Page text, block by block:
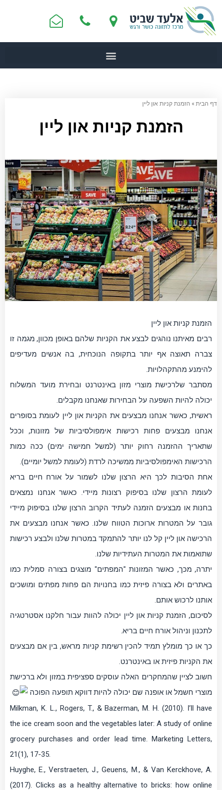
דף הבית» הזמנת קניות און ליין
הזמנת קניות און ליין
הזמנת קניות און ליין
רבים מאיתנו נוהגים לבצע את הקניות שלהם באופן מכוון, מגמה זו
צברה תאוצה אף יותר בתקופה הנוכחית, בה אנשים מעדיפים
להימנע מהתקהלויות.
מסתבר שלרכישת מוצרי מזון באינטרנט ובחירת מועד המשלוח
יכולה להיות השפעה על הבחירות שאנחנו מקבלים.
ראשית, כאשר אנחנו מבצעים את הקניות און ליין לעומת בסופרים
אנחנו מבצעים פחות רכישות אימפולסיביות של מזונות, וככל
שתאריך ההזמנה רחוק יותר (למשל חמישה ימים) ככה כמות
הרכישות האימפולסיביות ממשיכה לרדת (לעומת למשל יומיים).
אחת הסיבות לכך היא הרצון שלנו לשמור על אורח חיים בריא
לעומת הרצון שלנו בסיפוק רצונות מיידי. כאשר אנחנו נמצאים
בחנות או מבצעים הזמנה לעתיד הקרוב הרצון שלנו בסיפוק מיידי
גובר על המטרות ארוכות הטווח שלנו. כאשר אנחנו מבצעים את
הרכישה און ליין קל לנו יותר להתמקד במטרות שלנו ולבצע רכישות
שתואמות את המטרות העתידיות שלנו.
יתרה, מכך, כאשר המזונות "המפתים" מוצגים בצורה סמלית כמו
באתרים ולא בצורה פיזית כמו בחנויות הם פחות מפתים ומושכים
אותנו לרכוש אותם.
לסיכום, הזמנת קניות און ליין יכולה להוות עבור חלקנו אסטרטגיה
לתכנון וניהול אורח חיים בריא.
כך או כך מומלץ תמיד להכין רשימת קניות מראש, בין אם מבצעים
את הקניות פיזית או באינטרנט.
חשוב לציין שהמחקרים האלה עוסקים ספציפית במזון ולא ברכישת
מוצרי חשמל או אופנה שם יכולה להיות דווקא תופעה הפוכה
Milkman, K. L., Rogers, T., & Bazerman, M. H. (2010). I’ll have
the ice cream soon and the vegetables later: A study of online
grocery purchases and order lead time. Marketing Letters,
Huyghe, E., Verstraeten, J., Geuens, M., & Van Kerckhove, A.
(2017). Clicks as a healthy alternative to bricks: how online